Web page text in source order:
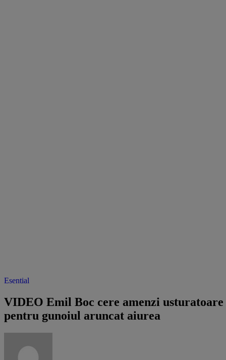
Esential
VIDEO Emil Boc cere amenzi usturatoare
pentru gunoiul aruncat aiurea